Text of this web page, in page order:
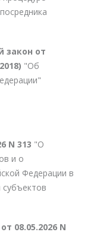
закон от
"Об
N 313 "О
и о
Федерации в
субъектов
08.05.2026 N